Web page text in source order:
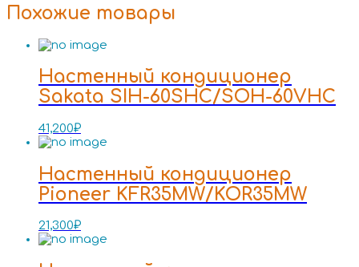
Похожие товары
Настенный кондиционер
Sakata SIH-60SHC/SOH-60VHC
41,200₽
Настенный кондиционер
Pioneer KFR35MW/KOR35MW
21,300₽